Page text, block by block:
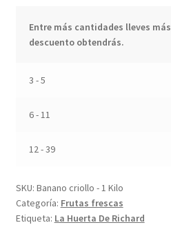
cantidad
Entre más cantidades lleves más
descuento obtendrás.
3 - 5
6 - 11
12 - 39
SKU: Banano criollo - 1 Kilo
Categoría: Frutas frescas
Etiqueta: La Huerta De Richard